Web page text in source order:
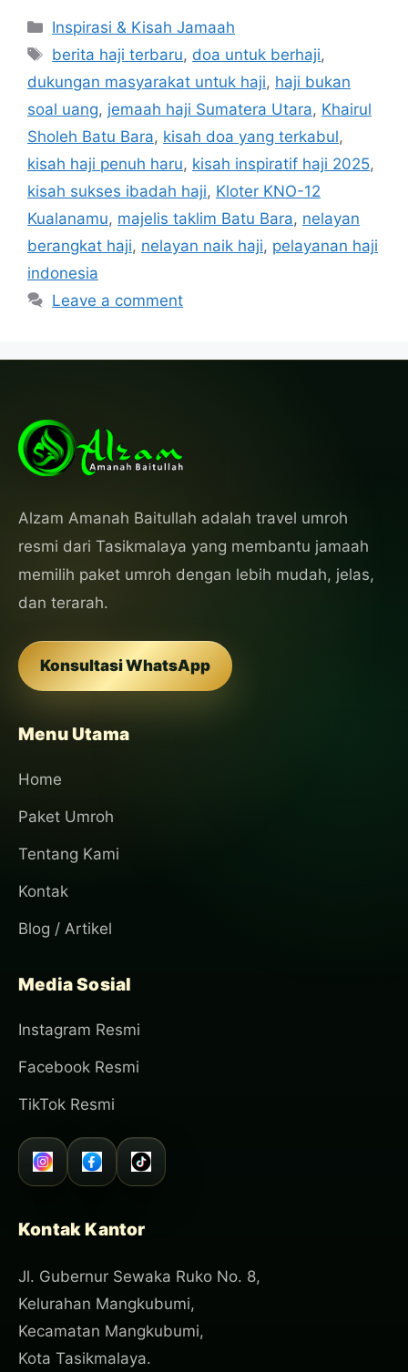
Categories
Inspirasi & Kisah Jamaah
Tags
berita haji terbaru, doa untuk berhaji,
dukungan masyarakat untuk haji, haji bukan
soal uang, jemaah haji Sumatera Utara, Khairul
Sholeh Batu Bara, kisah doa yang terkabul,
kisah haji penuh haru, kisah inspiratif haji 2025,
kisah sukses ibadah haji, Kloter KNO-12
Kualanamu, majelis taklim Batu Bara, nelayan
berangkat haji, nelayan naik haji, pelayanan haji
indonesia
Leave a comment
Alzam Amanah Baitullah adalah travel umroh
resmi dari Tasikmalaya yang membantu jamaah
memilih paket umroh dengan lebih mudah, jelas,
dan terarah.
Konsultasi WhatsApp
Menu Utama
Home
Paket Umroh
Tentang Kami
Kontak
Blog / Artikel
Media Sosial
Instagram Resmi
Facebook Resmi
TikTok Resmi
Kontak Kantor
Jl. Gubernur Sewaka Ruko No. 8,
Kelurahan Mangkubumi,
Kecamatan Mangkubumi,
Kota Tasikmalaya.